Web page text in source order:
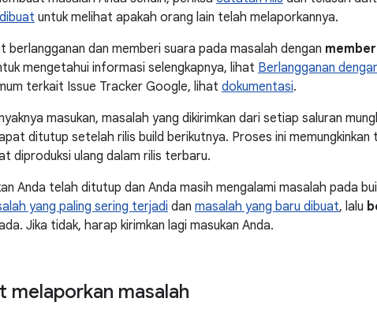
untuk melihat apakah orang lain telah melaporkannya.
berlangganan dan memberi suara pada masalah dengan
mengetahui informasi selengkapnya, lihat Berlangganan
terkait Issue Tracker Google, lihat dokumentasi.
masukan, masalah yang dikirimkan dari setiap saluran
ditutup setelah rilis build berikutnya. Proses ini
diproduksi ulang dalam rilis terbaru.
Anda telah ditutup dan Anda masih mengalami masalah pada
yang paling sering terjadi dan masalah yang baru dibuat, lalu
Jika tidak, harap kirimkan lagi masukan Anda.
melaporkan masalah